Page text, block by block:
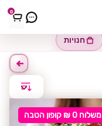
0
חנויות
משלוח 0 ₪ קופון הטבה